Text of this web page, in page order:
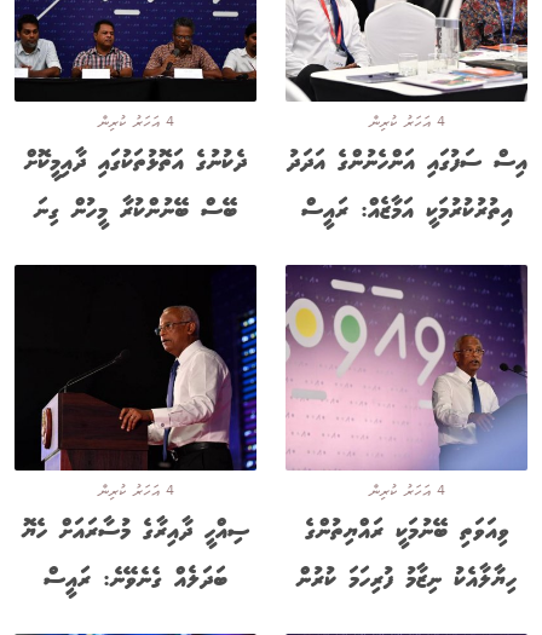
4 އަހަރު ކުރިން
އިސް ސަފުގައި އަންހެނުންގެ އަދަދު
އިތުރުކުރުމަކީ އަމާޒެއް: ރައީސް
4 އަހަރު ކުރިން
ދެކުނުގެ އަތޮޅުތަކުގައި ދާއިމީކޮށް
ބޭސް ބޭނުންކުރާ މީހުން ގިނަ
4 އަހަރު ކުރިން
ވިއަވަތި ބޭނުމަކީ ރައްޔިތުންގެ
ހިޔާލާއެކު ނިޒާމު ފުރިހަމަ ކުރުން
4 އަހަރު ކުރިން
ސިއްހީ ދާއިރާގެ މުސާރައަށް ހެޔޮ
ބަދަލެއް ގެނެވޭނެ: ރައީސް